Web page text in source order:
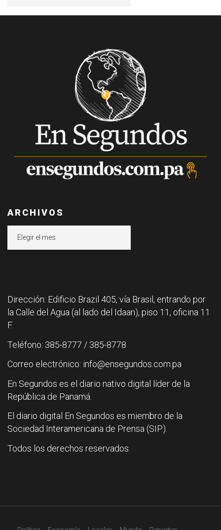
ARCHIVOS
Dirección: Edificio Brazil 405, vía Brasil, entrando por
la Calle del Agua (al lado del Idaan), piso 11, oficina 11
F.
Teléfono: 385-8777 / 385-8778
Correo electrónico: info@ensegundos.com.pa
En Segundos es el diario nativo digital líder de la
República de Panamá.
El diario digital En Segundos es miembro de la
Sociedad Interamericana de Prensa (SIP).
Todos los derechos reservados.